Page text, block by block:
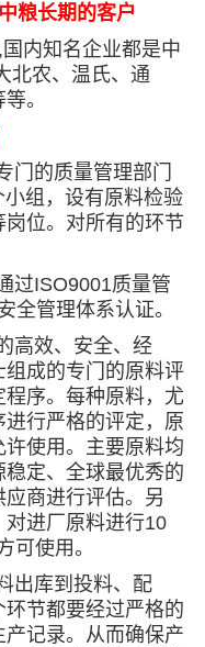
粮长期的客户
, 国内知名企业都是中
北农、温氏、通
。
门的质量管理部门
小组，设有原料检验
位。对所有的环节
过ISO9001质量管
全管理体系认证。
高效、安全、经
成的专门的原料评
序。每种原料，尤
行严格的评定，原
使用。主要原料均
定、全球最优秀的
商进行评估。另
对进厂原料进行10
可使用。
出库到投料、配
节都要经过严格的
记录。从而确保产